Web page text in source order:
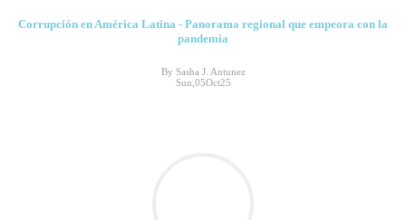
Corrupción en América Latina - Panorama regional que empeora con la
pandemia
By Sasha J. Antunez
Sun,05Oct25